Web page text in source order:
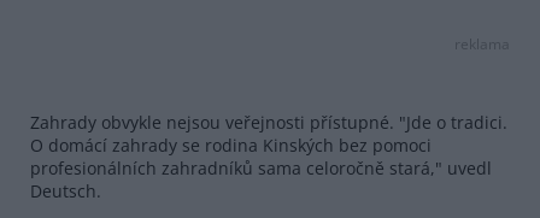
reklama
Zahrady obvykle nejsou veřejnosti přístupné. "Jde o tradici.
O domácí zahrady se rodina Kinských bez pomoci
profesionálních zahradníků sama celoročně stará," uvedl
Deutsch.